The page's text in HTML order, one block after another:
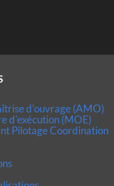
d'ouvrage (AMO)
d'exécution (MOE)
Pilotage Coordination